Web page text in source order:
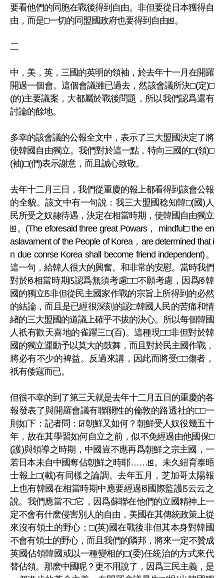
要看他們的同胞在戰後得到自由。非但要從日本獲得自
由，而是□一切的同盟國政府也要得到自由ꡓ。
二
中，美，英，三國的英明的領袖，於去年十一月在開羅
開過一個會。這個會議雖已過去，然該會議所決□(定)□
(的)主要議案，大都屬於戰後問題，所以我們認爲還有
討論的餘地。
多幸的該會議的公報全文中，表示了三大盟國決定了將
使韓國自由獨立。我們對於這一點，特向三國的□(領)□
(袖)□(們)表示謝意，而且誠心致敬。
去年十二月三日，我們從重慶的報上都看得到該會公報
的全貌。該文中有一句說：我三大盟國稔知韓□(國)人
民所受之奴隸待遇，決定在相當時期，使韓國自由獨立
ꡓ。(The eforesaid three great Powars， mindful□ the en
aslavament of the People of Korea，are determined that i
n due conrse Korea shall become friend independent)。
這一句，給韓人很大的興奮。和非常的安慰。當時我們
對於ꡐ相當時期ꡑ認爲無須考慮□□不願考慮，因爲ꡐ韓
國的獨立ꡑ非但從民主國家作戰的宗旨上所得到的必然
的結論，而且是已經很深刻的認□韓國人民的苦痛和情
緖的三大盟國的道議上確乎不拔的決心。所以每個韓國
人祇有歡天喜地的雀躍三□(百)。這種現□□非但對於韓
國的獨立運動予以莫大的鼓舞，而且對於民主國作戰，
將必有不少的裨益。反過來講，因此而將受□□傷者，
祇有倭寇而已。
但很不幸的到了第三天就是去年十二月五日的重慶的各
報發表了與開羅會議有聯關性的倫敦的路透社的□□一
則如下：記者問：ꡒ朝鮮又如何？朝鮮受人奴役幾五十
年，故在其學習如何自立之前，似不免經過由他國保□
(護)與領導之時期，中國豈不應再爲朝鮮之宗主國，一
若日本未自中國奪佔朝鮮之時耶……ꡓ。未久紐育泰晤
士報上□(載)有同樣之論調。去年五月，芝加哥太陽報
上也有韓國在相當時期中應要經過ꡐ國際監護ꡑ云云之
說。我們應當不□它，因爲蘇聯在他們的立國精神上一
定不會有什麽侵害別人的自由，美國在其傳統政策上從
來沒有領土的野心；□(英)國在戰後非但其本身對韓國
不會有領土的野心，而且我們的隣邦，將來一定不贊成
英國佔領韓國或以一種變相的□(委)任統治的方式來代
替佔領。那麽中國呢？更不用說了，因爲三民主義，是